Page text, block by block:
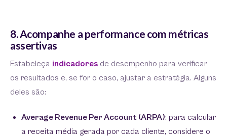
8. Acompanhe a performance com métricas
assertivas
Estabeleça indicadores de desempenho para verificar
os resultados e, se for o caso, ajustar a estratégia. Alguns
deles são:
Average Revenue Per Account (ARPA): para calcular
a receita média gerada por cada cliente, considere o